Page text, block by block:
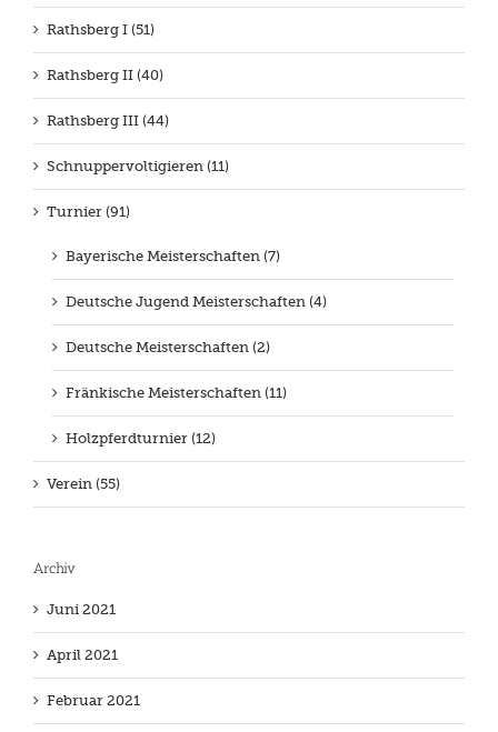
Rathsberg I (51)
Rathsberg II (40)
Rathsberg III (44)
Schnuppervoltigieren (11)
Turnier (91)
Bayerische Meisterschaften (7)
Deutsche Jugend Meisterschaften (4)
Deutsche Meisterschaften (2)
Fränkische Meisterschaften (11)
Holzpferdturnier (12)
Verein (55)
Archiv
Juni 2021
April 2021
Februar 2021